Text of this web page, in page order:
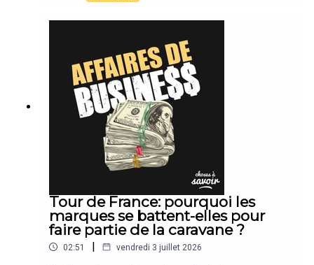
Tour de France: pourquoi les
marques se battent-elles pour
faire partie de la caravane ?
02:51 | vendredi 3 juillet 2026